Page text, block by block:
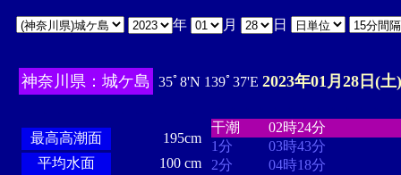
年 月 日
神奈川県：城ケ島 35ﾟ8'N 139ﾟ37'E 2023年01月28日(土)
最高高潮面
195cm
平均水面
100 cm
干潮
02時24分
1分
03時43分
2分
04時18分